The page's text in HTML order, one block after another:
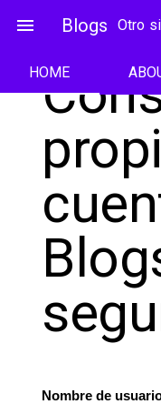
menu Blogs Otro
HOME
Nombre de